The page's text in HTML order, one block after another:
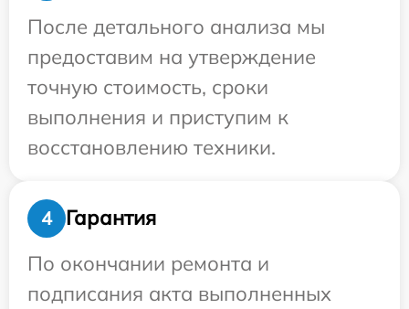
После детального анализа мы
предоставим на утверждение
точную стоимость, сроки
выполнения и приступим к
восстановлению техники.
4
Гарантия
По окончании ремонта и
подписания акта выполненных